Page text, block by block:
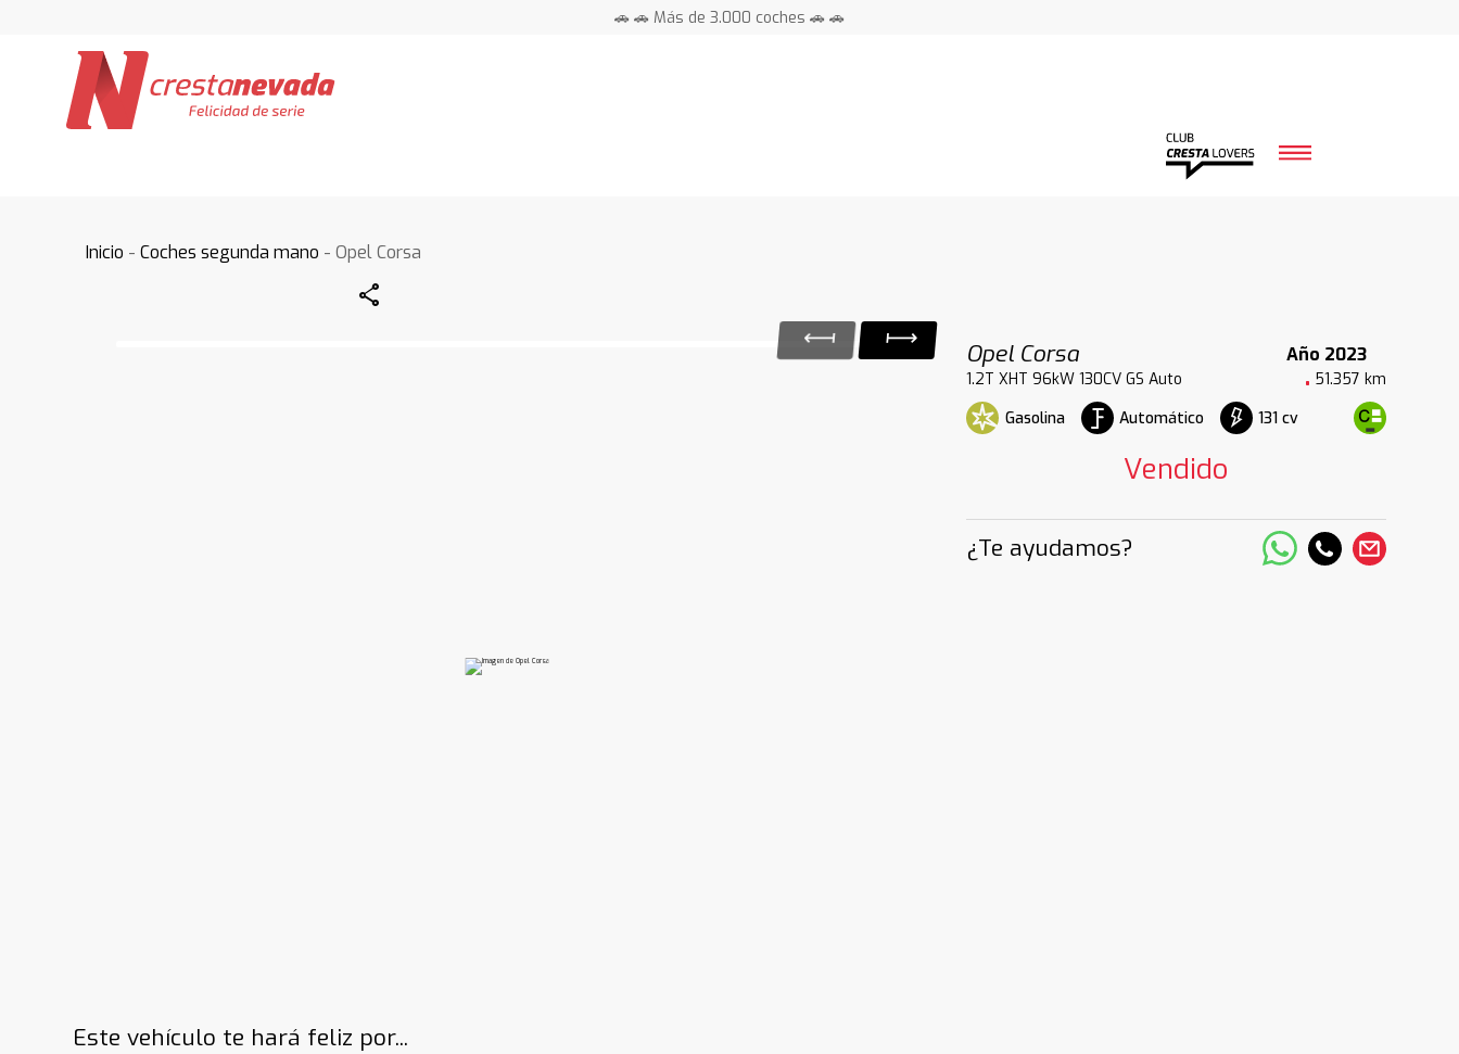
🚗 🚗 Más de 3.000 coches 🚗 🚗
Inicio -Coches segunda mano - Opel Corsa
Share
Opel Corsa
Año 2023
1.2T XHT 96kW 130CV GS Auto
51.357 km
Gasolina
Automático 131 cv
Vendido
¿Te ayudamos?
Este vehículo te hará feliz por...